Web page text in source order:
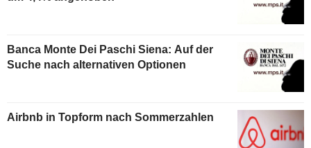
Banca Monte Dei Paschi Siena: Auf der
Suche nach alternativen Optionen
Airbnb in Topform nach Sommerzahlen